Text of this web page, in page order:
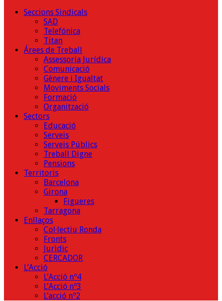
Seccions Sindicals
SAD
Telefónica
Titan
Árees de Treball
Assessoria Jurídica
Comunicació
Gènere i Igualtat
Moviments Socials
Formació
Organització
Sectors
Educació
Serveis
Serveis Públics
Treball Digne
Pensions
Territoris
Barcelona
Girona
Figueres
Tarragona
Enllaços
Col·lectiu Ronda
Fronts
Jurìdic
CERCADOR
L’Acció
L’Acció nº4
L’Acció nº3
L’acció nº2